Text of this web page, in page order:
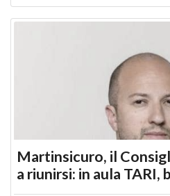
Martinsicuro, il
a riunirsi: in aula TARI,